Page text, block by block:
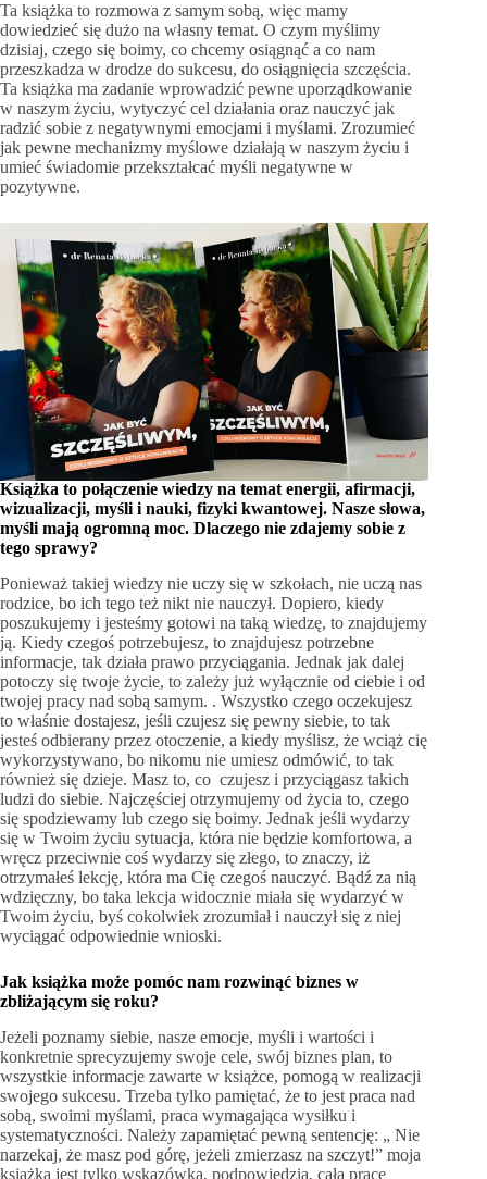
Ta książka to rozmowa z samym sobą, więc mamy
dowiedzieć się dużo na własny temat. O czym myślimy
dzisiaj, czego się boimy, co chcemy osiągnąć a co nam
przeszkadza w drodze do sukcesu, do osiągnięcia szczęścia.
Ta książka ma zadanie wprowadzić pewne uporządkowanie
w naszym życiu, wytyczyć cel działania oraz nauczyć jak
radzić sobie z negatywnymi emocjami i myślami. Zrozumieć
jak pewne mechanizmy myślowe działają w naszym życiu i
umieć świadomie przekształcać myśli negatywne w
pozytywne.
Książka to połączenie wiedzy na temat energii, afirmacji,
wizualizacji, myśli i nauki, fizyki kwantowej. Nasze słowa,
myśli mają ogromną moc. Dlaczego nie zdajemy sobie z
tego sprawy?
Ponieważ takiej wiedzy nie uczy się w szkołach, nie uczą nas
rodzice, bo ich tego też nikt nie nauczył. Dopiero, kiedy
poszukujemy i jesteśmy gotowi na taką wiedzę, to znajdujemy
ją. Kiedy czegoś potrzebujesz, to znajdujesz potrzebne
informacje, tak działa prawo przyciągania. Jednak jak dalej
potoczy się twoje życie, to zależy już wyłącznie od ciebie i od
twojej pracy nad sobą samym. . Wszystko czego oczekujesz
to właśnie dostajesz, jeśli czujesz się pewny siebie, to tak
jesteś odbierany przez otoczenie, a kiedy myślisz, że wciąż cię
wykorzystywano, bo nikomu nie umiesz odmówić, to tak
również się dzieje. Masz to, co czujesz i przyciągasz takich
ludzi do siebie. Najczęściej otrzymujemy od życia to, czego
się spodziewamy lub czego się boimy. Jednak jeśli wydarzy
się w Twoim życiu sytuacja, która nie będzie komfortowa, a
wręcz przeciwnie coś wydarzy się złego, to znaczy, iż
otrzymałeś lekcję, która ma Cię czegoś nauczyć. Bądź za nią
wdzięczny, bo taka lekcja widocznie miała się wydarzyć w
Twoim życiu, byś cokolwiek zrozumiał i nauczył się z niej
wyciągać odpowiednie wnioski.
Jak książka może pomóc nam rozwinąć biznes w
zbliżającym się roku?
Jeżeli poznamy siebie, nasze emocje, myśli i wartości i
konkretnie sprecyzujemy swoje cele, swój biznes plan, to
wszystkie informacje zawarte w książce, pomogą w realizacji
swojego sukcesu. Trzeba tylko pamiętać, że to jest praca nad
sobą, swoimi myślami, praca wymagająca wysiłku i
systematyczności. Należy zapamiętać pewną sentencję: „ Nie
narzekaj, że masz pod górę, jeżeli zmierzasz na szczyt!” moja
książka jest tylko wskazówką, podpowiedzią, całą pracę